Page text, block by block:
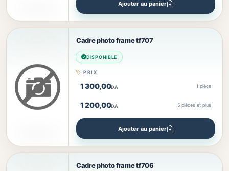
Ajouter au panier
Cadre photo frame tf707
DISPONIBLE
PRIX
1 300,00DA 1 pièce
1 200,00DA 5 pièces et plus
Ajouter au panier
Cadre photo frame tf706